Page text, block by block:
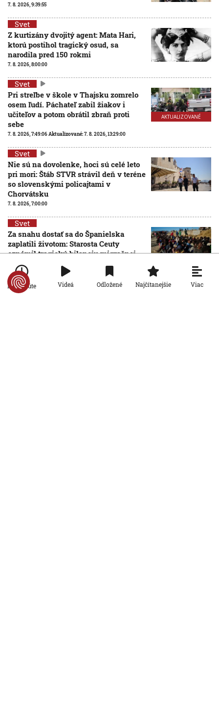
7. 8. 2026, 9:39:55
Svet
Z kurtizány dvojitý agent: Mata Hari,
ktorú postihol tragický osud, sa
narodila pred 150 rokmi
7. 8. 2026, 8:00:00
AKTUALIZOVANÉ
Svet
Pri streľbe v škole v Thajsku zomrelo
osem ľudí. Páchateľ zabil žiakov i
učiteľov a potom obrátil zbraň proti
sebe
7. 8. 2026, 7:49:06Aktualizované:7. 8. 2026, 13:29:00
Svet
Nie sú na dovolenke, hoci sú celé leto
pri mori: Štáb STVR strávil deň v teréne
so slovenskými policajtami v
Chorvátsku
7. 8. 2026, 7:00:00
Svet
Za snahu dostať sa do Španielska
zaplatili životom: Starosta Ceuty
oznámil tragickú bilanciu migračnej
krízy
6. 8. 2026, 16:16:47
Svet
Po minúte Videá Odložené Najčítanejšie Viac